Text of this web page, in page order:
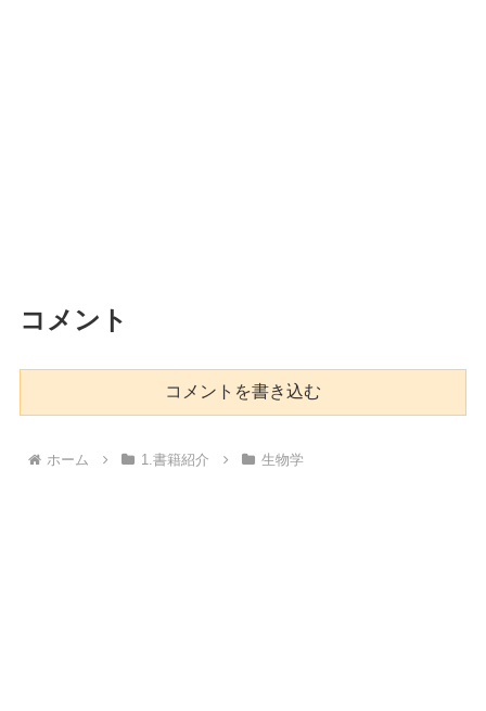
コメント
コメントを書き込む
ホーム 1.書籍紹介 生物学